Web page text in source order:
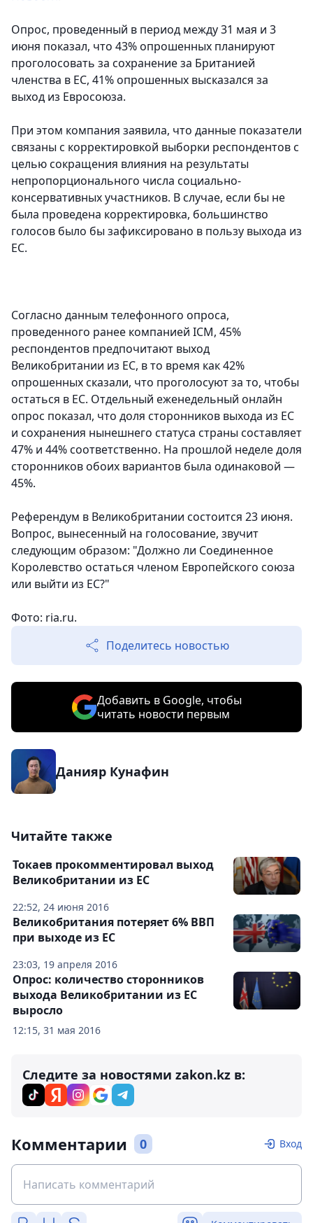
Опрос, проведенный в период между 31 мая и 3
июня показал, что 43% опрошенных планируют
проголосовать за сохранение за Британией
членства в ЕС, 41% опрошенных высказался за
выход из Евросоюза.
При этом компания заявила, что данные показатели
связаны с корректировкой выборки респондентов с
целью сокращения влияния на результаты
непропорционального числа социально-
консервативных участников. В случае, если бы не
была проведена корректировка, большинство
голосов было бы зафиксировано в пользу выхода из
ЕС.
Согласно данным телефонного опроса,
проведенного ранее компанией ICM, 45%
респондентов предпочитают выход
Великобритании из ЕС, в то время как 42%
опрошенных сказали, что проголосуют за то, чтобы
остаться в ЕС. Отдельный еженедельный онлайн
опрос показал, что доля сторонников выхода из ЕС
и сохранения нынешнего статуса страны составляет
47% и 44% соответственно. На прошлой неделе доля
сторонников обоих вариантов была одинаковой —
45%.
Референдум в Великобритании состоится 23 июня.
Вопрос, вынесенный на голосование, звучит
следующим образом: "Должно ли Соединенное
Королевство остаться членом Европейского союза
или выйти из ЕС?"
Фото: ria.ru.
Поделитесь новостью
Добавить в Google, чтобы
читать новости первым
Данияр Кунафин
Читайте также
22:52, 24 июня 2016
Токаев прокомментировал выход
Великобритании из ЕС
23:03, 19 апреля 2016
Великобритания потеряет 6% ВВП
при выходе из ЕС
12:15, 31 мая 2016
Опрос: количество сторонников
выхода Великобритании из ЕС
выросло
Следите за новостями zakon.kz в:
Комментарии 0 Вход